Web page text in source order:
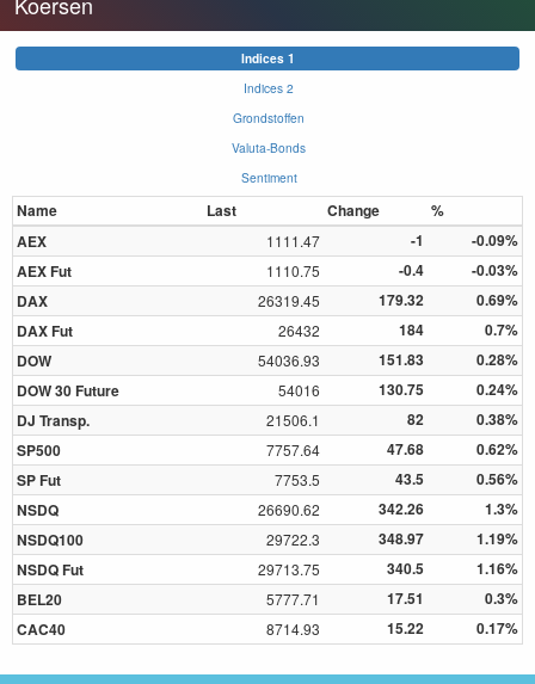
Indices 1
Indices 2
Grondstoffen
Valuta-Bonds
Sentiment
Name Last Change
%
AEX
1111.47 -1
-0.09%
AEX Fut
1110.75 -0.4
-0.03%
DAX
26319.45 179.32
0.69%
DAX Fut
26432 184
0.7%
DOW
54036.93 151.83
0.28%
DOW 30 Future
54016 130.75
0.24%
DJ Transp.
21506.1 82
0.38%
SP500
7757.64 47.68
0.62%
SP Fut
7753.5 43.5
0.56%
NSDQ
26690.62 342.26
1.3%
NSDQ100
29722.3 348.97
1.19%
NSDQ Fut
29713.75 340.5
1.16%
BEL20
5777.71 17.51
0.3%
CAC40
8714.93 15.22 0.17%